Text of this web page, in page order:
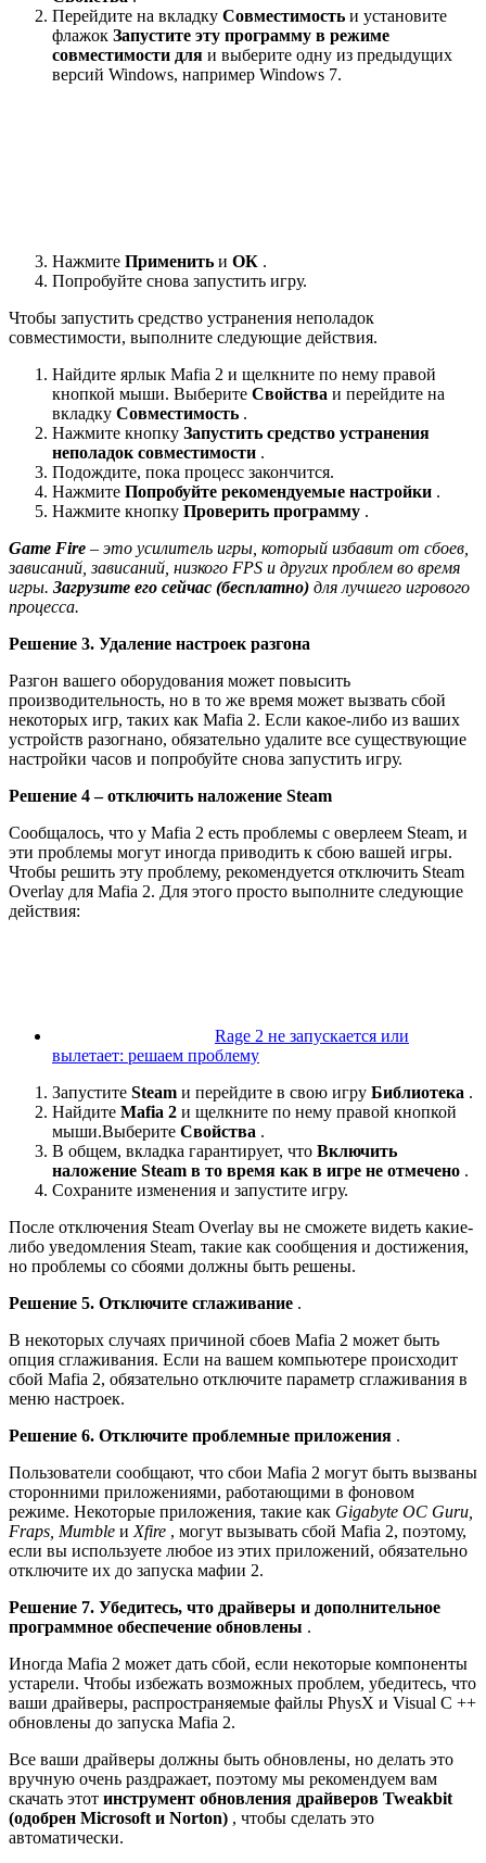
Перейдите на вкладку Совместимость и установите
флажок Запустите эту программу в режиме
совместимости для и выберите одну из предыдущих
версий Windows, например Windows 7.
Нажмите Применить и ОК .
Попробуйте снова запустить игру.
Чтобы запустить средство устранения неполадок
совместимости, выполните следующие действия.
Найдите ярлык Mafia 2 и щелкните по нему правой
кнопкой мыши. Выберите Свойства и перейдите на
вкладку Совместимость .
Нажмите кнопку Запустить средство устранения
неполадок совместимости .
Подождите, пока процесс закончится.
Нажмите Попробуйте рекомендуемые настройки .
Нажмите кнопку Проверить программу .
Game Fire – это усилитель игры, который избавит от сбоев,
зависаний, зависаний, низкого FPS и других проблем во время
игры. Загрузите его сейчас (бесплатно) для лучшего игрового
процесса.
Решение 3. Удаление настроек разгона
Разгон вашего оборудования может повысить
производительность, но в то же время может вызвать сбой
некоторых игр, таких как Mafia 2. Если какое-либо из ваших
устройств разогнано, обязательно удалите все существующие
настройки часов и попробуйте снова запустить игру.
Решение 4 – отключить наложение Steam
Сообщалось, что у Mafia 2 есть проблемы с оверлеем Steam, и
эти проблемы могут иногда приводить к сбою вашей игры.
Чтобы решить эту проблему, рекомендуется отключить Steam
Overlay для Mafia 2. Для этого просто выполните следующие
действия:
Rage 2 не запускается или
вылетает: решаем проблему
Запустите Steam и перейдите в свою игру Библиотека .
Найдите Mafia 2 и щелкните по нему правой кнопкой
мыши.Выберите Свойства .
В общем, вкладка гарантирует, что Включить
наложение Steam в то время как в игре не отмечено .
Сохраните изменения и запустите игру.
После отключения Steam Overlay вы не сможете видеть какие-
либо уведомления Steam, такие как сообщения и достижения,
но проблемы со сбоями должны быть решены.
Решение 5. Отключите сглаживание .
В некоторых случаях причиной сбоев Mafia 2 может быть
опция сглаживания. Если на вашем компьютере происходит
сбой Mafia 2, обязательно отключите параметр сглаживания в
меню настроек.
Решение 6. Отключите проблемные приложения .
Пользователи сообщают, что сбои Mafia 2 могут быть вызваны
сторонними приложениями, работающими в фоновом
режиме. Некоторые приложения, такие как Gigabyte OC Guru,
Fraps, Mumble и Xfire , могут вызывать сбой Mafia 2, поэтому,
если вы используете любое из этих приложений, обязательно
отключите их до запуска мафии 2.
Решение 7. Убедитесь, что драйверы и дополнительное
программное обеспечение обновлены .
Иногда Mafia 2 может дать сбой, если некоторые компоненты
устарели. Чтобы избежать возможных проблем, убедитесь, что
ваши драйверы, распространяемые файлы PhysX и Visual C ++
обновлены до запуска Mafia 2.
Все ваши драйверы должны быть обновлены, но делать это
вручную очень раздражает, поэтому мы рекомендуем вам
скачать этот инструмент обновления драйверов Tweakbit
(одобрен Microsoft и Norton) , чтобы сделать это
автоматически.